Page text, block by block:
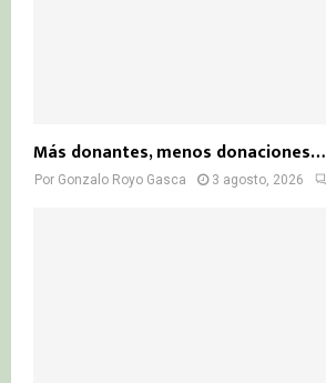
Más donantes, menos donaciones…
Por Gonzalo Royo Gasca 3 agosto, 2026